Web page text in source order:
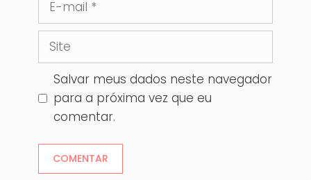
Site
Salvar meus dados neste navegador
para a próxima vez que eu
comentar.